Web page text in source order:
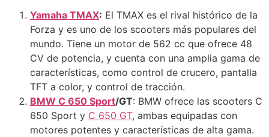
Yamaha TMAX: El TMAX es el rival histórico de la
Forza y es uno de los scooters más populares del
mundo. Tiene un motor de 562 cc que ofrece 48
CV de potencia, y cuenta con una amplia gama de
características, como control de crucero, pantalla
TFT a color, y control de tracción.
BMW C 650 Sport/GT: BMW ofrece las scooters C
650 Sport y C 650 GT, ambas equipadas con
motores potentes y características de alta gama.